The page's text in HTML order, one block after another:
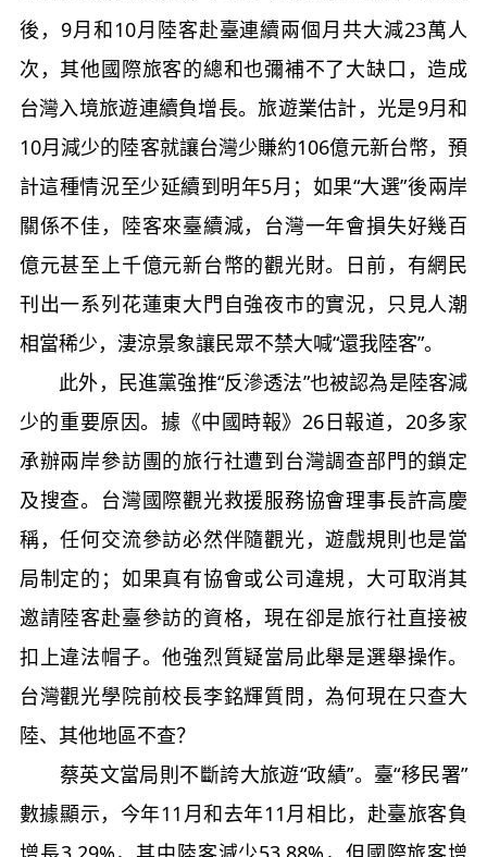
後，9月和10月陸客赴臺連續兩個月共大減23萬人
次，其他國際旅客的總和也彌補不了大缺口，造成
台灣入境旅遊連續負增長。旅遊業估計，光是9月和
10月減少的陸客就讓台灣少賺約106億元新台幣，預
計這種情況至少延續到明年5月；如果“大選”後兩岸
關係不佳，陸客來臺續減，台灣一年會損失好幾百
億元甚至上千億元新台幣的觀光財。日前，有網民
刊出一系列花蓮東大門自強夜市的實況，只見人潮
相當稀少，淒涼景象讓民眾不禁大喊“還我陸客”。
此外，民進黨強推“反滲透法”也被認為是陸客減
少的重要原因。據《中國時報》26日報道，20多家
承辦兩岸參訪團的旅行社遭到台灣調查部門的鎖定
及搜查。台灣國際觀光救援服務協會理事長許高慶
稱，任何交流參訪必然伴隨觀光，遊戲規則也是當
局制定的；如果真有協會或公司違規，大可取消其
邀請陸客赴臺參訪的資格，現在卻是旅行社直接被
扣上違法帽子。他強烈質疑當局此舉是選舉操作。
台灣觀光學院前校長李銘輝質問，為何現在只查大
陸、其他地區不查？
蔡英文當局則不斷誇大旅遊“政績”。臺“移民署”
數據顯示，今年11月和去年11月相比，赴臺旅客負